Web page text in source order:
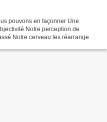
pouvons en façonner Une
Notre perception de
Notre cerveau les réarrange À